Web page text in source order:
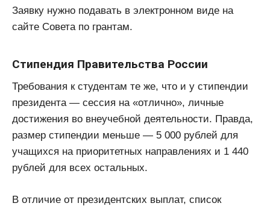
Заявку нужно подавать в электронном виде на
сайте Совета по грантам.
Стипендия Правительства России
Требования к студентам те же, что и у стипендии
президента — сессия на «отлично», личные
достижения во внеучебной деятельности. Правда,
размер стипендии меньше — 5 000 рублей для
учащихся на приоритетных направлениях и 1 440
рублей для всех остальных.
В отличие от президентских выплат, список